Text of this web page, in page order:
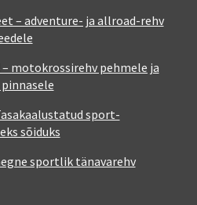
– adventure- ja allroad-rehv
– motokrossirehv pehmele ja
sport-
sõiduks
sportlik tänavarehv